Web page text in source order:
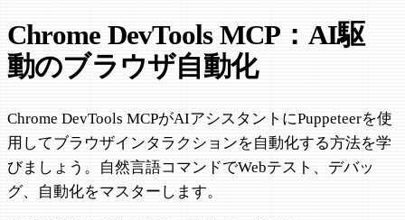
Chrome DevTools MCP：AI駆
動のブラウザ自動化
Chrome DevTools MCPがAIアシスタントにPuppeteerを使
用してブラウザインタラクションを自動化する方法を学
びましょう。自然言語コマンドでWebテスト、デバッ
グ、自動化をマスターします。